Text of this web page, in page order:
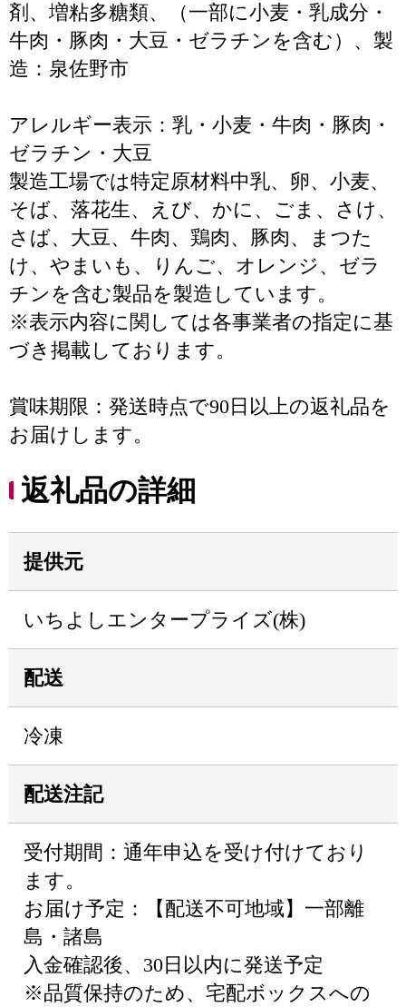
剤、増粘多糖類、（一部に小麦・乳成分・
牛肉・豚肉・大豆・ゼラチンを含む）、製
造：泉佐野市
アレルギー表示：乳・小麦・牛肉・豚肉・
ゼラチン・大豆
製造工場では特定原材料中乳、卵、小麦、
そば、落花生、えび、かに、ごま、さけ、
さば、大豆、牛肉、鶏肉、豚肉、まつた
け、やまいも、りんご、オレンジ、ゼラ
チンを含む製品を製造しています。
※表示内容に関しては各事業者の指定に基
づき掲載しております。
賞味期限：発送時点で90日以上の返礼品を
お届けします。
返礼品の詳細
提供元
いちよしエンタープライズ(株)
配送
冷凍
配送注記
受付期間：通年申込を受け付けており
ます。
お届け予定：【配送不可地域】一部離
島・諸島
入金確認後、30日以内に発送予定
※品質保持のため、宅配ボックスへの